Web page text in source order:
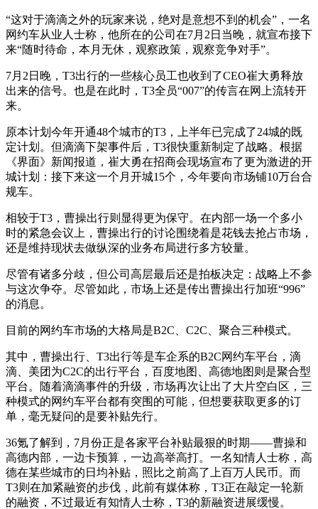
“这对于滴滴之外的玩家来说，绝对是意想不到的机会”，一名
网约车从业人士称，他所在的公司在7月2日当晚，就宣布接下
来“随时待命，本月无休，观察政策，观察竞争对手”。
7月2日晚，T3出行的一些核心员工也收到了CEO崔大勇释放
出来的信号。也是在此时，T3全员“007”的传言在网上流转开
来。
原本计划今年开通48个城市的T3，上半年已完成了24城的既
定计划。但滴滴下架事件后，T3很快重新制定了战略。根据
《界面》新闻报道，崔大勇在招商会现场宣布了更为激进的开
城计划：接下来这一个月开城15个，今年要向市场铺10万台合
规车。
相较于T3，曹操出行则显得更为保守。在内部一场一个多小
时的紧急会议上，曹操出行的讨论围绕着是花钱去抢占市场，
还是维持现状去做纵深的业务布局进行多方较量。
尽管有诸多分歧，但公司高层最后还是拍板决定：战略上不参
与这次争夺。尽管如此，市场上还是传出曹操出行加班“996”
的消息。
目前的网约车市场的大格局是B2C、C2C、聚合三种模式。
其中，曹操出行、T3出行等是车企系的B2C网约车平台，滴
滴、美团为C2C的出行平台，百度地图、高德地图则是聚合型
平台。随着滴滴事件的升级，市场再次让出了大片空白区，三
种模式的网约车平台都有突围的可能，但想要获取更多的订
单，毫无疑问的是要补贴先行。
36氪了解到，7月份正是各家平台补贴最狠的时期——曹操和
高德内部，一边卡预算，一边高举高打。一名知情人士称，高
德在某些城市的日均补贴，照比之前高了上百万人民币。而
T3则在加紧融资的步伐，此前有媒体称，T3正在敲定一轮新
的融资，不过最近有知情人士称，T3的新融资进展缓慢。